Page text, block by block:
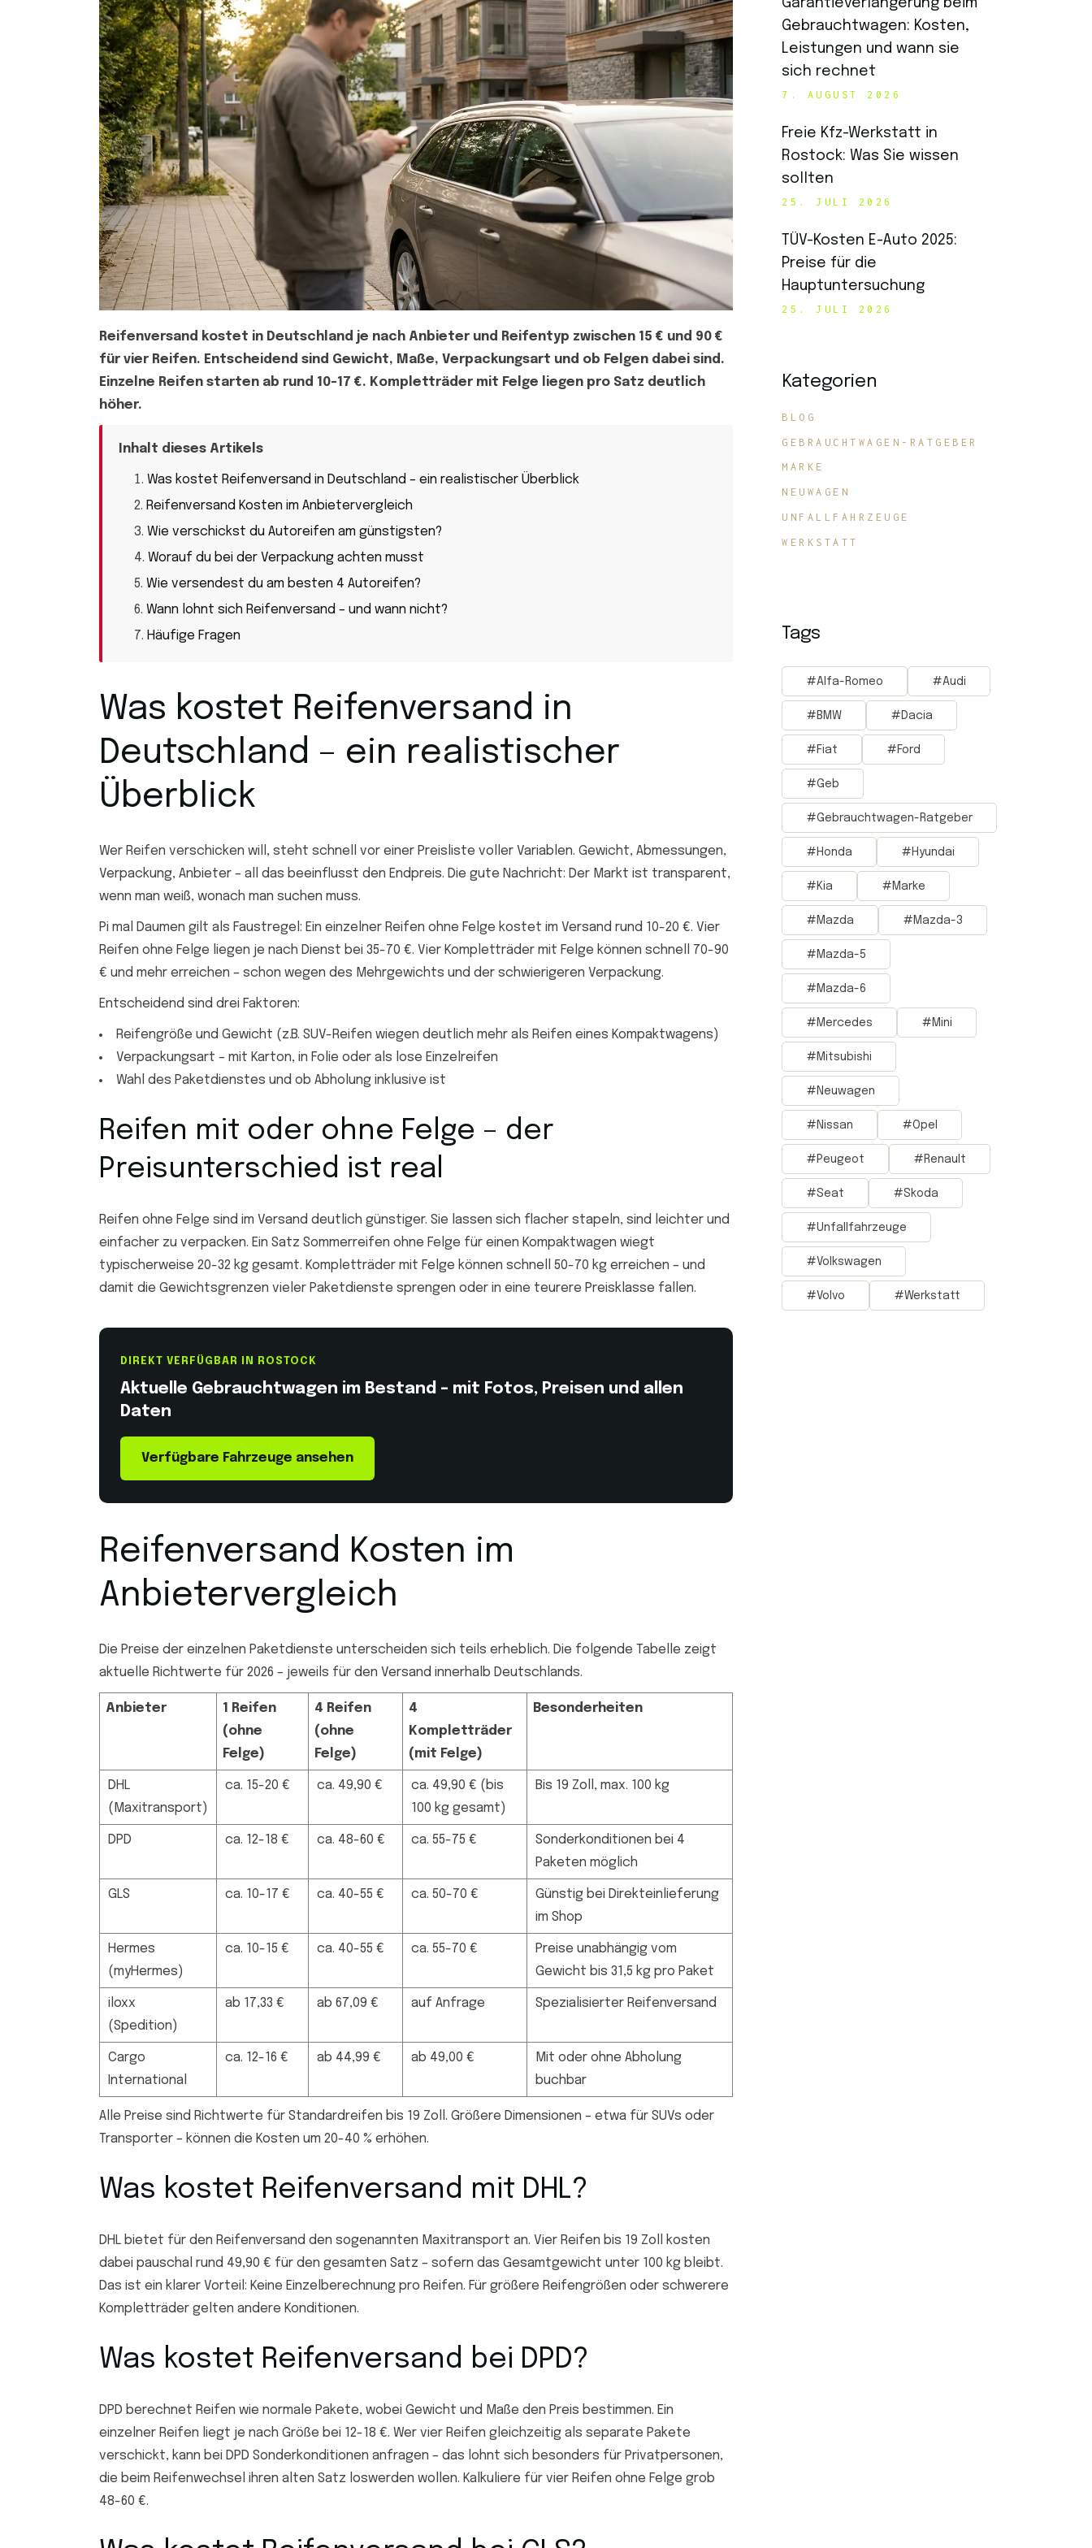
Reifenversand kostet in Deutschland je nach Anbieter und Reifentyp zwischen 15 € und 90 €
für vier Reifen. Entscheidend sind Gewicht, Maße, Verpackungsart und ob Felgen dabei sind.
Einzelne Reifen starten ab rund 10-17 €. Kompletträder mit Felge liegen pro Satz deutlich
höher.
Inhalt dieses Artikels
Was kostet Reifenversand in Deutschland – ein realistischer Überblick
Reifenversand Kosten im Anbietervergleich
Wie verschickst du Autoreifen am günstigsten?
Worauf du bei der Verpackung achten musst
Wie versendest du am besten 4 Autoreifen?
Wann lohnt sich Reifenversand – und wann nicht?
Häufige Fragen
Was kostet Reifenversand in
Deutschland – ein realistischer
Überblick
Wer Reifen verschicken will, steht schnell vor einer Preisliste voller Variablen. Gewicht, Abmessungen,
Verpackung, Anbieter – all das beeinflusst den Endpreis. Die gute Nachricht: Der Markt ist transparent,
wenn man weiß, wonach man suchen muss.
Pi mal Daumen gilt als Faustregel: Ein einzelner Reifen ohne Felge kostet im Versand rund 10-20 €. Vier
Reifen ohne Felge liegen je nach Dienst bei 35-70 €. Vier Kompletträder mit Felge können schnell 70-90
€ und mehr erreichen – schon wegen des Mehrgewichts und der schwierigeren Verpackung.
Entscheidend sind drei Faktoren:
Reifengröße und Gewicht (z.B. SUV-Reifen wiegen deutlich mehr als Reifen eines Kompaktwagens)
Verpackungsart – mit Karton, in Folie oder als lose Einzelreifen
Wahl des Paketdienstes und ob Abholung inklusive ist
Reifen mit oder ohne Felge – der
Preisunterschied ist real
Reifen ohne Felge sind im Versand deutlich günstiger. Sie lassen sich flacher stapeln, sind leichter und
einfacher zu verpacken. Ein Satz Sommerreifen ohne Felge für einen Kompaktwagen wiegt
typischerweise 20-32 kg gesamt. Kompletträder mit Felge können schnell 50-70 kg erreichen – und
damit die Gewichtsgrenzen vieler Paketdienste sprengen oder in eine teurere Preisklasse fallen.
DIREKT VERFÜGBAR IN ROSTOCK
Aktuelle Gebrauchtwagen im Bestand – mit Fotos, Preisen und allen
Daten
Verfügbare Fahrzeuge ansehen
Reifenversand Kosten im
Anbietervergleich
Die Preise der einzelnen Paketdienste unterscheiden sich teils erheblich. Die folgende Tabelle zeigt
aktuelle Richtwerte für 2026 – jeweils für den Versand innerhalb Deutschlands.
Anbieter
1 Reifen
(ohne
Felge)
4 Reifen
(ohne
Felge)
4
Kompletträder
(mit Felge)
Besonderheiten
DHL
(Maxitransport)
ca. 15-20 € ca. 49,90 €
ca. 49,90 € (bis
100 kg gesamt)
Bis 19 Zoll, max. 100 kg
DPD ca. 12-18 € ca. 48-60 € ca. 55-75 €
Sonderkonditionen bei 4
Paketen möglich
GLS ca. 10-17 € ca. 40-55 € ca. 50-70 €
Günstig bei Direkteinlieferung
im Shop
Hermes
(myHermes)
ca. 10-15 € ca. 40-55 € ca. 55-70 €
Preise unabhängig vom
Gewicht bis 31,5 kg pro Paket
iloxx
(Spedition)
ab 17,33 € ab 67,09 € auf Anfrage Spezialisierter Reifenversand
Cargo
International
ca. 12-16 € ab 44,99 € ab 49,00 €
Mit oder ohne Abholung
buchbar
Alle Preise sind Richtwerte für Standardreifen bis 19 Zoll. Größere Dimensionen – etwa für SUVs oder
Transporter – können die Kosten um 20-40 % erhöhen.
Was kostet Reifenversand mit DHL?
DHL bietet für den Reifenversand den sogenannten Maxitransport an. Vier Reifen bis 19 Zoll kosten
dabei pauschal rund 49,90 € für den gesamten Satz – sofern das Gesamtgewicht unter 100 kg bleibt.
Das ist ein klarer Vorteil: Keine Einzelberechnung pro Reifen. Für größere Reifengrößen oder schwerere
Kompletträder gelten andere Konditionen.
Was kostet Reifenversand bei DPD?
DPD berechnet Reifen wie normale Pakete, wobei Gewicht und Maße den Preis bestimmen. Ein
einzelner Reifen liegt je nach Größe bei 12-18 €. Wer vier Reifen gleichzeitig als separate Pakete
verschickt, kann bei DPD Sonderkonditionen anfragen – das lohnt sich besonders für Privatpersonen,
die beim Reifenwechsel ihren alten Satz loswerden wollen. Kalkuliere für vier Reifen ohne Felge grob
48-60 €.
Garantieverlängerung beim
Gebrauchtwagen: Kosten,
Leistungen und wann sie
sich rechnet
7. AUGUST 2026
Freie Kfz-Werkstatt in
Rostock: Was Sie wissen
sollten
25. JULI 2026
TÜV-Kosten E-Auto 2025:
Preise für die
Hauptuntersuchung
25. JULI 2026
Kategorien
BLOG
GEBRAUCHTWAGEN-RATGEBER
MARKE
NEUWAGEN
UNFALLFAHRZEUGE
WERKSTATT
Tags
Alfa-Romeo Audi
BMW Dacia
Fiat Ford
Geb
Gebrauchtwagen-Ratgeber
Honda Hyundai
Kia Marke
Mazda Mazda-3
Mazda-5
Mazda-6
Mercedes Mini
Mitsubishi
Neuwagen
Nissan Opel
Peugeot Renault
Seat Skoda
Unfallfahrzeuge
Volkswagen
Volvo Werkstatt